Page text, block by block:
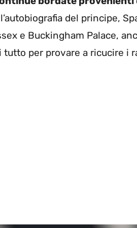
del principe,
e Buckingham Palace,
tutto per provare a ricucire i